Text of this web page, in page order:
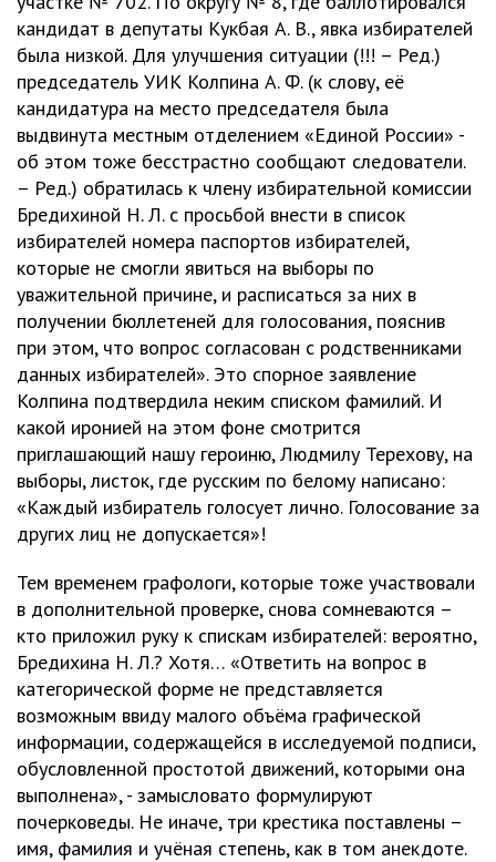
кандидат в депутаты Кукбая А. В., явка избирателей
была низкой. Для улучшения ситуации (!!! – Ред.)
председатель УИК Колпина А. Ф. (к слову, её
кандидатура на место председателя была
выдвинута местным отделением «Единой России» -
об этом тоже бесстрастно сообщают следователи.
– Ред.) обратилась к члену избирательной комиссии
Бредихиной Н. Л. с просьбой внести в список
избирателей номера паспортов избирателей,
которые не смогли явиться на выборы по
уважительной причине, и расписаться за них в
получении бюллетеней для голосования, пояснив
при этом, что вопрос согласован с родственниками
данных избирателей». Это спорное заявление
Колпина подтвердила неким списком фамилий. И
какой иронией на этом фоне смотрится
приглашающий нашу героиню, Людмилу Терехову, на
выборы, листок, где русским по белому написано:
«Каждый избиратель голосует лично. Голосование за
других лиц не допускается»!
Тем временем графологи, которые тоже участвовали
в дополнительной проверке, снова сомневаются –
кто приложил руку к спискам избирателей: вероятно,
Бредихина Н. Л.? Хотя… «Ответить на вопрос в
категорической форме не представляется
возможным ввиду малого объёма графической
информации, содержащейся в исследуемой подписи,
обусловленной простотой движений, которыми она
выполнена», - замысловато формулируют
почерковеды. Не иначе, три крестика поставлены –
имя, фамилия и учёная степень, как в том анекдоте.